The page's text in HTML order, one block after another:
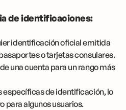
de identificaciones:
identificación oficial emitida
o tarjetas consulares.
una cuenta para un rango más
de identificación, lo
para algunos usuarios.